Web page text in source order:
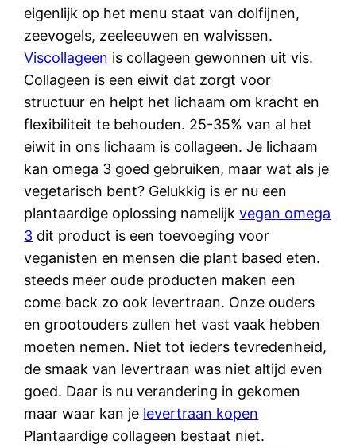
eigenlijk op het menu staat van dolfijnen,
zeevogels, zeeleeuwen en walvissen.
Viscollageen is collageen gewonnen uit vis.
Collageen is een eiwit dat zorgt voor
structuur en helpt het lichaam om kracht en
flexibiliteit te behouden. 25-35% van al het
eiwit in ons lichaam is collageen. Je lichaam
kan omega 3 goed gebruiken, maar wat als je
vegetarisch bent? Gelukkig is er nu een
plantaardige oplossing namelijkvegan omega
3 dit product is een toevoeging voor
veganisten en mensen die plant based eten.
steeds meer oude producten maken een
come back zo ook levertraan. Onze ouders
en grootouders zullen het vast vaak hebben
moeten nemen. Niet tot ieders tevredenheid,
de smaak van levertraan was niet altijd even
goed. Daar is nu verandering in gekomen
maar waar kan je levertraan kopen
Plantaardige collageen bestaat niet.